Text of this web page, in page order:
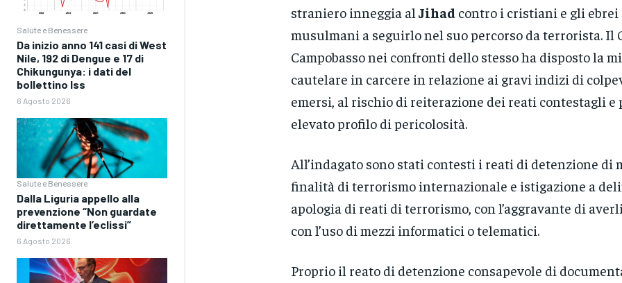
Salute e Benessere
Da inizio anno 141 casi di West
Nile, 192 di Dengue e 17 di
Chikungunya: i dati del
bollettino Iss
6 Agosto 2026
Salute e Benessere
Dalla Liguria appello alla
prevenzione “Non guardate
direttamente l’eclissi”
6 Agosto 2026
straniero inneggia al Jihadcontro i cristiani e gli ebrei
musulmani a seguirlo nel suo percorso da terrorista. Il
Campobasso nei confronti dello stesso ha disposto la
cautelare in carcere in relazione ai gravi indizi di
emersi, al rischio di reiterazione dei reati contestagli e
elevato profilo di pericolosità.
All’indagato sono stati contesti i reati di detenzione di
finalità di terrorismo internazionale e istigazione a
apologia di reati di terrorismo, con l’aggravante di
con l’uso di mezzi informatici o telematici.
Proprio il reato di detenzione consapevole di